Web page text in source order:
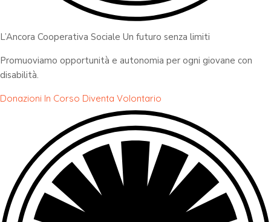
L’Ancora Cooperativa Sociale Un futuro senza limiti
Promuoviamo opportunità e autonomia per ogni giovane con
disabilità.
Donazioni In Corso Diventa Volontario